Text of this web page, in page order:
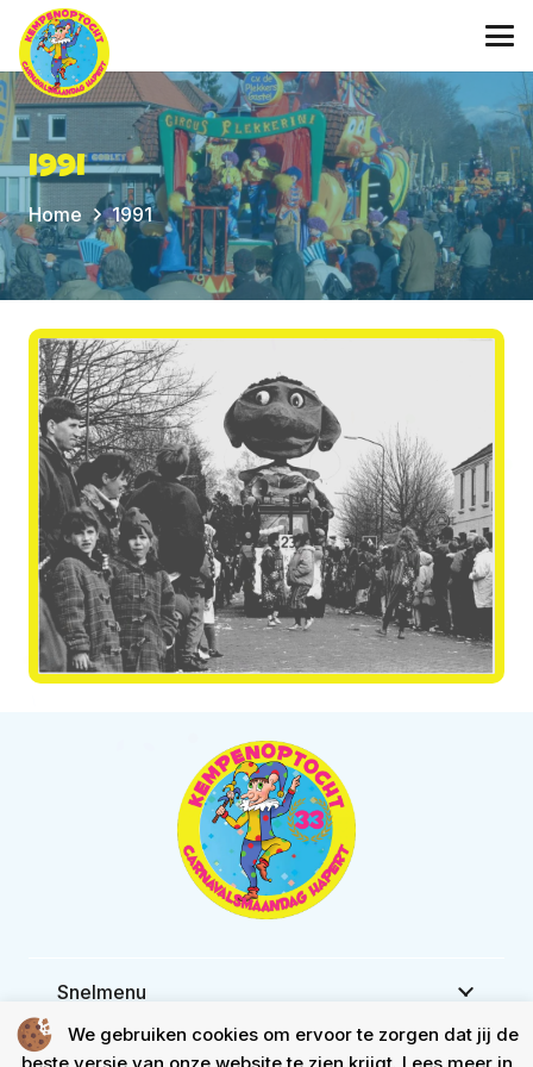
We gebruiken cookies om ervoor te zorgen dat jij de
1991
Home 1991
Snelmenu
Waar en wanneer